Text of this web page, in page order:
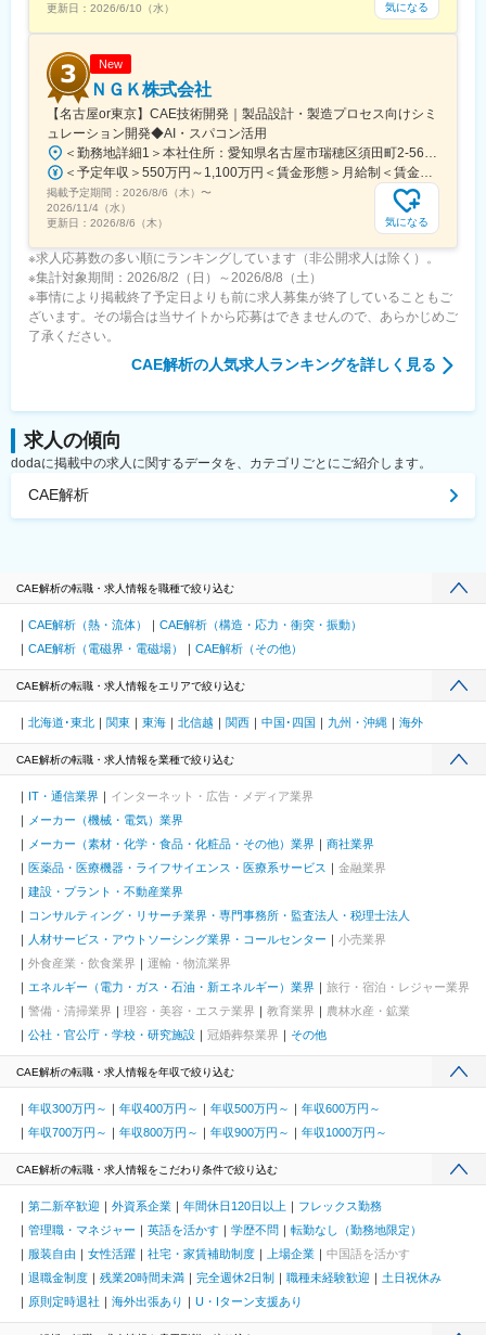
更新日： 2026/6/10（水） 気になる
New
ＮＧＫ株式会社
【名古屋or東京】CAE技術開発｜製品設計・製造プロセス向けシミ
ュレーション開発◆AI・スパコン活用
＜勤務地詳細1＞本社住所：愛知県名古屋市瑞穂区須田町2-56 勤務地最寄駅：名鉄線／神宮前駅受動喫煙対策：屋内喫煙可能場所あり＜勤務地詳細2＞東京本部住所：東京都千代田区丸の内2丁目4番1号 丸の内ビルディング25階勤務地最寄駅：各線／丸の内駅受動喫煙対策：敷地内喫煙可能場所あり変更の範囲：会社の定める事業所（リモートワーク含む）
＜予定年収＞550万円～1,100万円＜賃金形態＞月給制＜賃金内訳＞月額（基本給）：250,000円～700,000円＜月給＞250,000円～700,000円＜昇給有無＞有＜残業手当＞有＜給与補足＞※給与は経験・能力等を考慮の上、当社規定により決定いたします。■昇給：年1回■賞与：年2回＜想定年収例＞※家族手当・住宅手当・残業25h/月込み大学卒 30歳 715万円／月給37万円※扶養家族2名大学卒 35歳 852万円／月給43万円※扶養家族3名賃金はあくまでも目安の金額であり、選考を通じて上下する可能性があります。月給(月額)は固定手当を含めた表記です。
掲載予定期間： 2026/8/6（木） 〜
2026/11/4（水）
更新日： 2026/8/6（木） 気になる
※求人応募数の多い順にランキングしています（非公開求人は除く）。
※集計対象期間：2026/8/2（日）～2026/8/8（土）
※事情により掲載終了予定日よりも前に求人募集が終了していることもご
ざいます。その場合は当サイトから応募はできませんので、あらかじめご
了承ください。
CAE解析の人気求人ランキングを詳しく見る
求人の傾向
dodaに掲載中の求人に関するデータを、カテゴリごとにご紹介します。
CAE解析
CAE解析の転職・求人情報を職種で絞り込む
CAE解析（熱・流体）
CAE解析（構造・応力・衝突・振動）
CAE解析（電磁界・電磁場）
CAE解析（その他）
CAE解析の転職・求人情報をエリアで絞り込む
北海道･東北 関東 東海 北信越 関西 中国･四国 九州・沖縄 海外
CAE解析の転職・求人情報を業種で絞り込む
IT・通信業界
インターネット・広告・メディア業界
メーカー（機械・電気）業界
メーカー（素材・化学・食品・化粧品・その他）業界
商社業界
医薬品・医療機器・ライフサイエンス・医療系サービス
金融業界
建設・プラント・不動産業界
コンサルティング・リサーチ業界・専門事務所・監査法人・税理士法人
人材サービス・アウトソーシング業界・コールセンター
小売業界
外食産業・飲食業界
運輸・物流業界
エネルギー（電力・ガス・石油・新エネルギー）業界
旅行・宿泊・レジャー業界
警備・清掃業界
理容・美容・エステ業界 教育業界
農林水産・鉱業
公社・官公庁・学校・研究施設
冠婚葬祭業界 その他
CAE解析の転職・求人情報を年収で絞り込む
年収300万円～ 年収400万円～ 年収500万円～
年収600万円～
年収700万円～
年収800万円～ 年収900万円～ 年収1000万円～
CAE解析の転職・求人情報をこだわり条件で絞り込む
第二新卒歓迎 外資系企業 年間休日120日以上
フレックス勤務
管理職・マネジャー
英語を活かす 学歴不問
転勤なし（勤務地限定）
服装自由
女性活躍 社宅・家賃補助制度 上場企業
中国語を活かす
退職金制度
残業20時間未満 完全週休2日制 職種未経験歓迎
土日祝休み
原則定時退社
海外出張あり U・Iターン支援あり